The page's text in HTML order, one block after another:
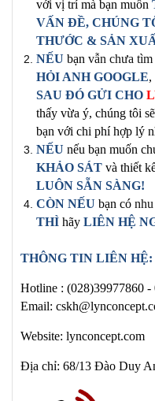
với vị trí mà bạn muốn
VẤN ĐỀ, CHÚNG
THƯỚC & SẢN
NẾU bạn vẫn chưa
HỎI ANH GOOGLE,
SAU ĐÓ GỬI CHO
thấy vừa ý, chúng tôi
bạn với chi phí hợp lý
NẾU nếu bạn muốn
KHẢO SÁT và thiết
LUÔN SẴN SÀNG!
CÒN NẾU bạn có
THÌ hãy LIÊN HỆ
THÔNG TIN LIÊN HỆ:
Hotline : (028)39977860 -
Email:
Website: lynconcept.com
Địa chỉ: 68/13 Đào Duy